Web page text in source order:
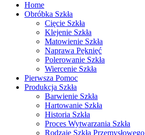
Home
Obróbka Szkła
Cięcie Szkła
Klejenie Szkła
Matowienie Szkła
Naprawa Pęknięć
Polerowanie Szkła
Wiercenie Szkła
Pierwsza Pomoc
Produkcja Szkła
Barwienie Szkła
Hartowanie Szkła
Historia Szkła
Proces Wytwarzania Szkła
Rodzaje Szkła Przemysłowego